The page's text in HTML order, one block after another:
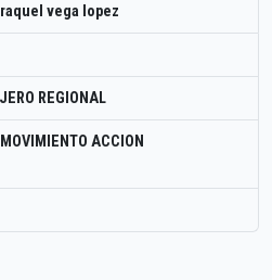
vega lopez
REGIONAL
MOVIMIENTO ACCION